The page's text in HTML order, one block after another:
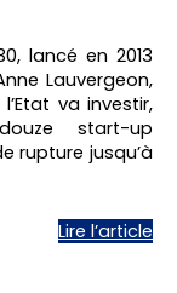
lancé en 2013
Lauvergeon,
va investir,
start-up
rupture jusqu’à
Lire l’article